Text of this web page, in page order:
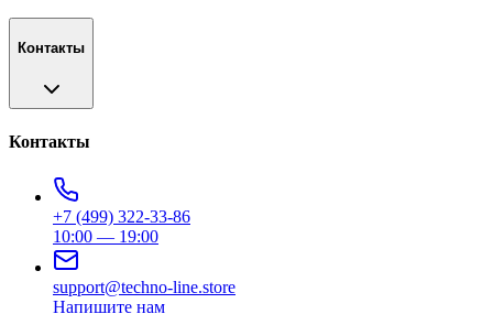
Контакты
Контакты
+7 (499) 322-33-86
10:00 — 19:00
support@techno-line.store
Напишите нам